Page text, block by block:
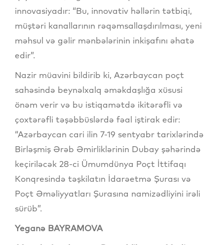
innovasiyadır: “Bu, innovativ həllərin tətbiqi,
müştəri kanallarının rəqəmsallaşdırılması, yeni
məhsul və gəlir mənbələrinin inkişafını əhatə
edir”.
Nazir müavini bildirib ki, Azərbaycan poçt
sahəsində beynəlxalq əməkdaşlığa xüsusi
önəm verir və bu istiqamətdə ikitərəfli və
çoxtərəfli təşəbbüslərdə fəal iştirak edir:
“Azərbaycan cari ilin 7-19 sentyabr tarixlərində
Birləşmiş Ərəb Əmirliklərinin Dubay şəhərində
keçiriləcək 28-ci Ümumdünya Poçt İttifaqı
Konqresində təşkilatın İdarəetmə Şurası və
Poçt Əməliyyatları Şurasına namizədliyini irəli
sürüb”.
Yeganə BAYRAMOVA